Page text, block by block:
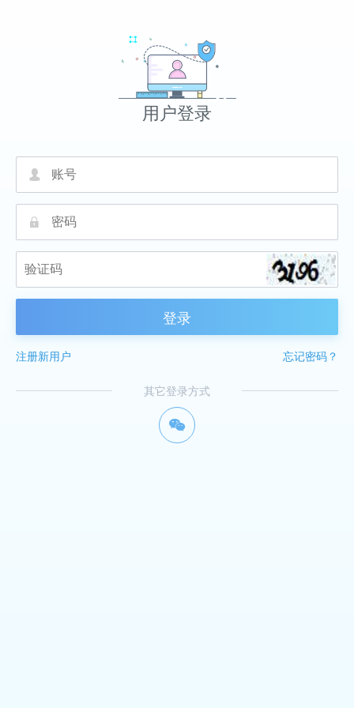
用户登录
넙
끕
登录
忘记密码？
注册新用户
其它登录方式
너